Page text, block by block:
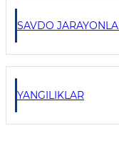
SAVDO
YANGILIKLAR